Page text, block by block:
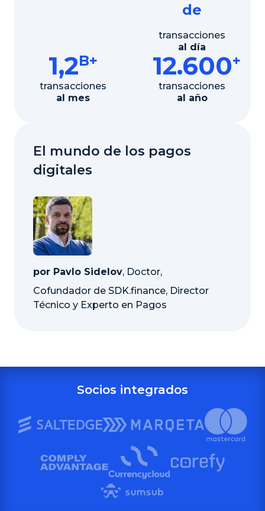
de
transacciones
al día
1,2B+
transacciones
al mes
12.600+
transacciones
al año
El mundo de los pagos
digitales
por Pavlo Sidelov, Doctor,
Cofundador de SDK.finance, Director
Técnico y Experto en Pagos
Socios integrados